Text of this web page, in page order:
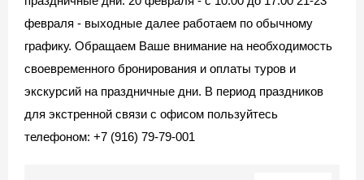
февраля - выходные далее работаем по обычному
графику. Обращаем Ваше внимание на необходимость
своевременного бронирования и оплаты туров и
экскурсий на праздничные дни. В период праздников
для экстренной связи с офисом пользуйтесь
телефоном: +7 (916) 79-79-001